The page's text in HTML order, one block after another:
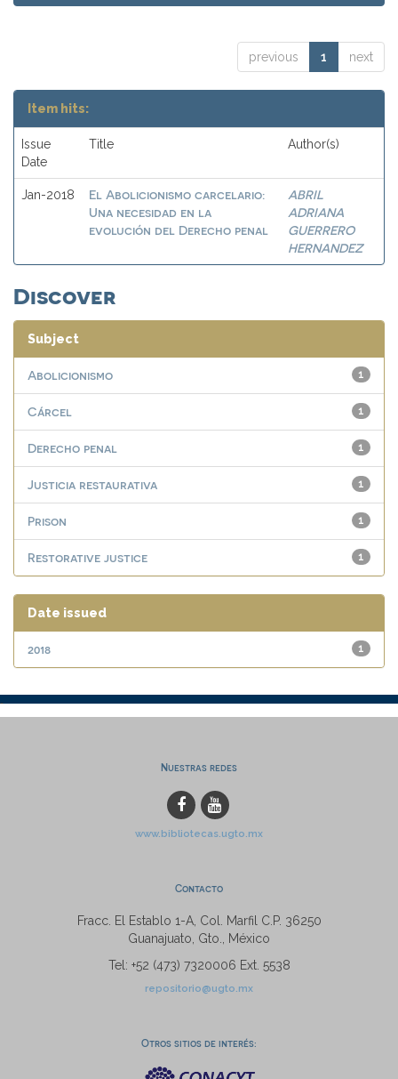
previous 1 next
Item hits:
Issue
Date
Title Author(s)
Jan-2018
El Abolicionismo carcelario:
Una necesidad en la
evolución del Derecho penal
ABRIL
ADRIANA
GUERRERO
HERNANDEZ
Discover
Subject
1
Abolicionismo
1
Cárcel
1
Derecho penal
1
Justicia restaurativa
1
Prison
1
Restorative justice
Date issued
1
2018
Nuestras redes
www.bibliotecas.ugto.mx
Contacto
Fracc. El Establo 1-A, Col. Marfil C.P. 36250
Guanajuato, Gto., México
Tel: +52 (473) 7320006 Ext. 5538
repositorio@ugto.mx
Otros sitios de interés: